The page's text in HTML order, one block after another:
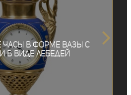
часы в форме вазы с
в виде лебедей